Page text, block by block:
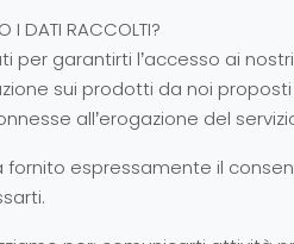
I DATI RACCOLTI?
per garantirti l’accesso ai
sui prodotti da noi proposti
all’erogazione del
fornito espressamente il